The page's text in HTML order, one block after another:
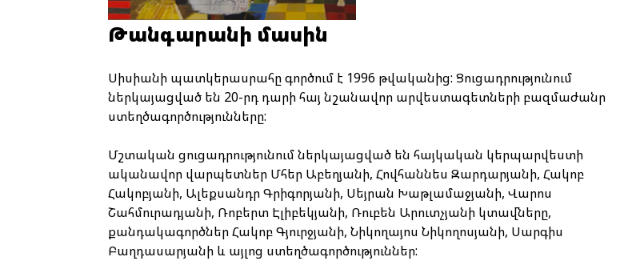
Թանգարանի մասին
Սիսիանի պատկերասրահը գործում է 1996 թվականից: Ցուցադրությունում
ներկայացված են 20-րդ դարի հայ նշանավոր արվեստագետների բազմաժանր
ստեղծագործությունները:
Մշտական ցուցադրությունում ներկայացված են հայկական կերպարվեստի
ականավոր վարպետներ Մհեր Աբեղյանի, Հովհաննես Զարդարյանի, Հակոբ
Հակոբյանի, Ալեքսանդր Գրիգորյանի, Սեյրան Խաթլամաջյանի, Վարոս
Շահմուրադյանի, Ռոբերտ Էլիբեկյանի, Ռուբեն Արուտչյանի կտավները,
քանդակագործներ Հակոբ Գյուրջյանի, Նիկողայոս Նիկողոսյանի, Սարգիս
Բաղդասարյանի և այլոց ստեղծագործություններ: